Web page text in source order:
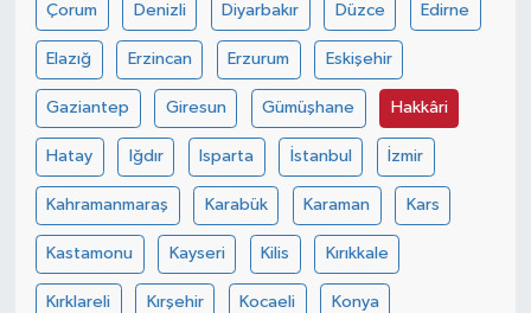
Çorum Denizli Diyarbakır Düzce Edirne
Elazığ Erzincan Erzurum Eskişehir
Gaziantep Giresun Gümüşhane Hakkâri
Hatay Iğdır Isparta İstanbul İzmir
Kahramanmaraş Karabük Karaman Kars
Kastamonu Kayseri Kilis Kırıkkale
Kırklareli Kırşehir Kocaeli Konya